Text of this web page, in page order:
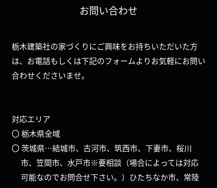
お問い合わせ
栃木建築社の家づくりにご興味をお持ちいただいた方
は、お電話もしくは下記のフォームよりお気軽にお問い
合わせくださいませ。
対応エリア
〇 栃木県全域
〇 茨城県…結城市、古河市、筑西市、下妻市、桜川
市、笠間市、水戸市※要相談（場合によっては対応
可能なのでお問合せ下さい。）ひたちなか市、常陸